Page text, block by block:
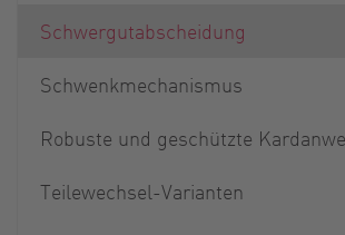
Schwergutabscheidung
Schwenkmechanismus
Robuste und geschützte
Teilewechsel-Varianten